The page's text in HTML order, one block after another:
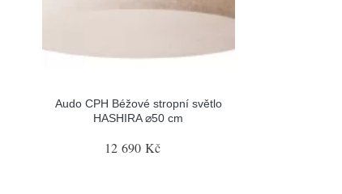
Audo CPH Béžové stropní světlo
HASHIRA ⌀50 cm
12 690 Kč